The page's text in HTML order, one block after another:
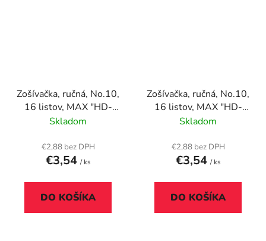
Zošívačka, ručná, No.10,
16 listov, MAX "HD-
10K", modrá
Skladom
€2,88 bez DPH
€3,54 / ks
DO KOŠÍKA
Zošívačka, ručná, No.10,
16 listov, MAX "HD-
10K", oranžová
Skladom
€2,88 bez DPH
€3,54 / ks
DO KOŠÍKA